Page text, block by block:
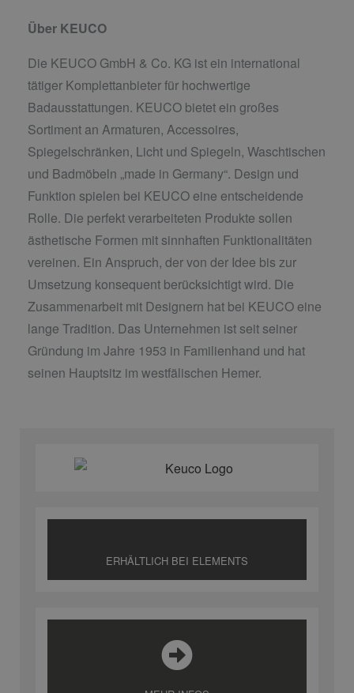
Über KEUCO
Die KEUCO GmbH & Co. KG ist ein international
tätiger Komplettanbieter für hochwertige
Badausstattungen. KEUCO bietet ein großes
Sortiment an Armaturen, Accessoires,
Spiegelschränken, Licht und Spiegeln, Waschtischen
und Badmöbeln „made in Germany“. Design und
Funktion spielen bei KEUCO eine entscheidende
Rolle. Die perfekt verarbeiteten Produkte sollen
ästhetische Formen mit sinnhaften Funktionalitäten
vereinen. Ein Anspruch, der von der Idee bis zur
Umsetzung konsequent berücksichtigt wird. Die
Zusammenarbeit mit Designern hat bei KEUCO eine
lange Tradition. Das Unternehmen ist seit seiner
Gründung im Jahre 1953 in Familienhand und hat
seinen Hauptsitz im westfälischen Hemer.
ERHÄLTLICH BEI ELEMENTS